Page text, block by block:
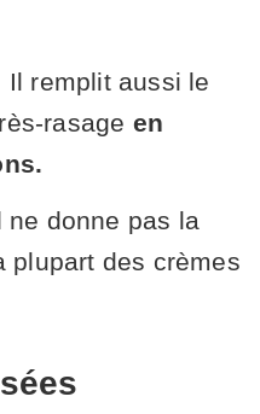
Il remplit aussi le
rasage en
ne donne pas la
plupart des crèmes